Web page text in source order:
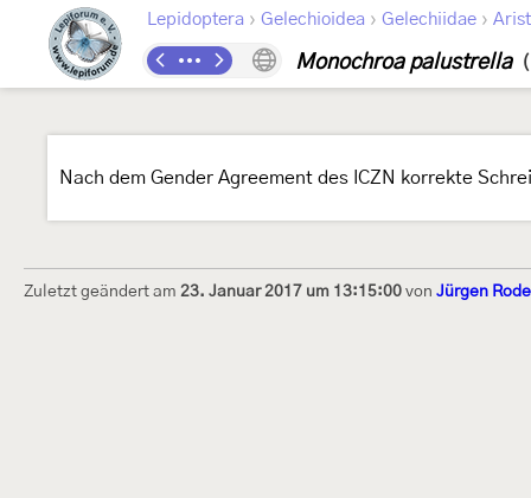
Lepidoptera › Gelechioidea › Gelechiidae ›
Monochroa palustrella
Nach dem Gender Agreement des ICZN korrekte
Zuletzt geändert am 23. Januar 2017 um 13:15:00 von Jürgen